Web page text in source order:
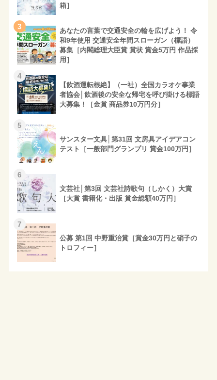
箱］
3
あなたの言葉で交通安全の輪を広げよう！ 令
和9年使用 交通安全年間スローガン（標語）
募集［内閣総理大臣賞 賞状 賞金5万円 作品採
用］
4
【飲酒運転根絶】（一社）全国カラオケ事業
者協会│飲酒後の安全な帰宅を呼び掛ける標語
大募集！［金賞 商品券10万円分］
5
サンスター文具│第31回 文房具アイデアコン
テスト［一般部門グランプリ 賞金100万円］
6
文芸社│第3回 文芸社詩歌句（しかく）大賞
［大賞 書籍化・出版 賞金総額40万円］
7
公募 第1回 中野重治賞［賞金30万円と硝子の
トロフィー］